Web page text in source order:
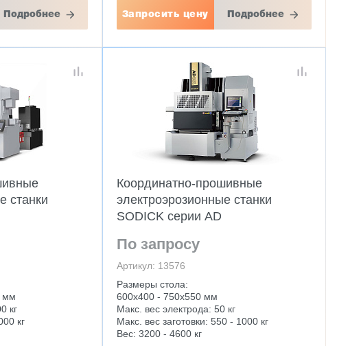
Подробнее Запросить цену Подробнее
станки
мм
кг
кг
Координатно-прошивные
электроэрозионные станки
SODICK серии AD
По запросу
Артикул: 13576
Размеры стола:
600x400 - 750x550 мм
Макс. вес электрода: 50 кг
Макс. вес заготовки: 550 - 1000 кг
Вес: 3200 - 4600 кг